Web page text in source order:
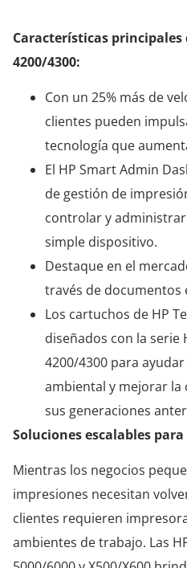
Características principales
4200/4300:
Con un 25% más de
clientes pueden
tecnología que
El HP Smart Admin
de gestión de
controlar y
simple dispositivo.
Destaque en el
través de documentos
Los cartuchos de HP
diseñados con la serie
4200/4300 para
ambiental y mejorar la
sus generaciones
Soluciones escalables
Mientras los negocios
impresiones necesitan
clientes requieren
ambientes de trabajo. Las